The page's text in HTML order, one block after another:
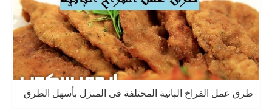
طرق عمل الفراخ البانية المختلفة فى المنزل بأسهل الطرق